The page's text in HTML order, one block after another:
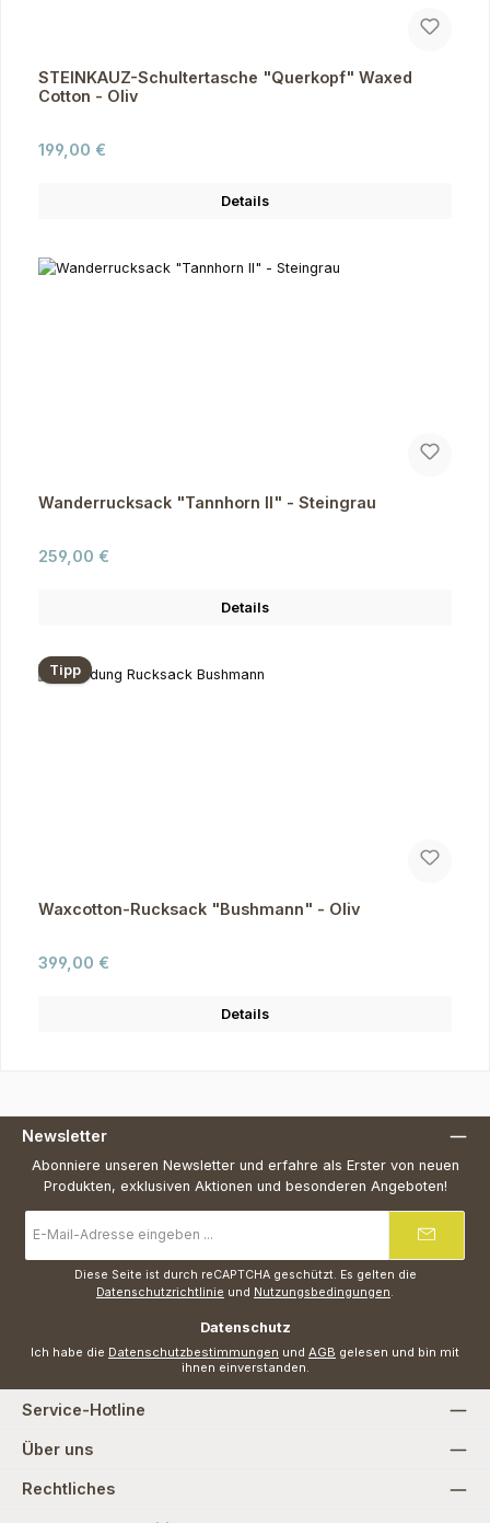
STEINKAUZ-Schultertasche "Querkopf" Waxed
Cotton - Oliv
Regulärer Preis:
199,00 €
Details
Wanderrucksack "Tannhorn II" - Steingrau
Regulärer Preis:
259,00 €
Details
Tipp
Waxcotton-Rucksack "Bushmann" - Oliv
Regulärer Preis:
399,00 €
Details
Newsletter
Abonniere unseren Newsletter und erfahre als Erster von neuen
Produkten, exklusiven Aktionen und besonderen Angeboten!
Mail-
Adresse
Diese Seite ist durch reCAPTCHA geschützt. Es gelten die
Datenschutzrichtlinie und Nutzungsbedingungen.
Datenschutz
Ich habe die Datenschutzbestimmungen und AGB gelesen und bin mit
ihnen einverstanden.
Service-Hotline
Über uns
Rechtliches